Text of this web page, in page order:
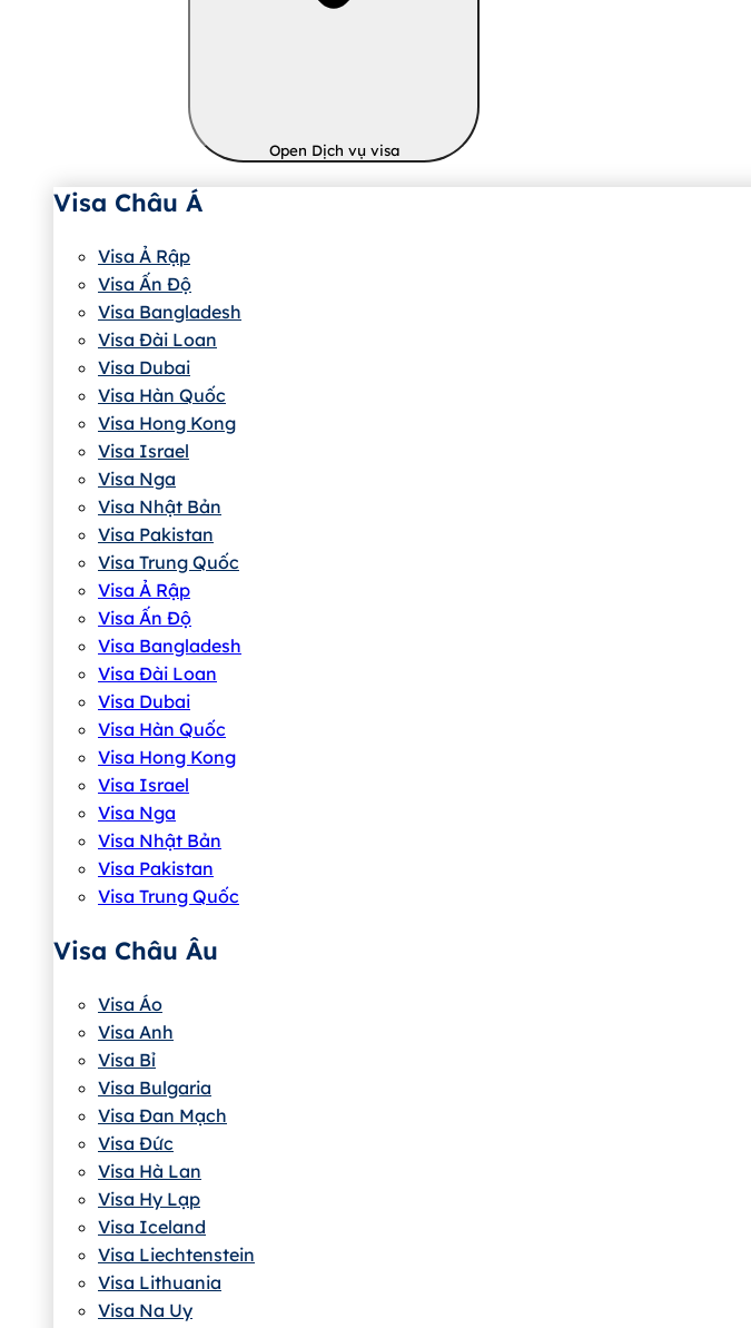
Open Dịch vụ visa
Visa Châu Á
Visa Ả Rập
Visa Ấn Độ
Visa Bangladesh
Visa Đài Loan
Visa Dubai
Visa Hàn Quốc
Visa Hong Kong
Visa Israel
Visa Nga
Visa Nhật Bản
Visa Pakistan
Visa Trung Quốc
Visa Ả Rập
Visa Ấn Độ
Visa Bangladesh
Visa Đài Loan
Visa Dubai
Visa Hàn Quốc
Visa Hong Kong
Visa Israel
Visa Nga
Visa Nhật Bản
Visa Pakistan
Visa Trung Quốc
Visa Châu Âu
Visa Áo
Visa Anh
Visa Bỉ
Visa Bulgaria
Visa Đan Mạch
Visa Đức
Visa Hà Lan
Visa Hy Lạp
Visa Iceland
Visa Liechtenstein
Visa Lithuania
Visa Na Uy